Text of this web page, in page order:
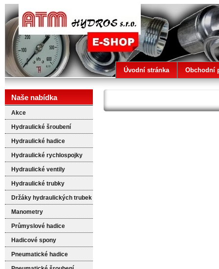
Obchodní
Úvodní stránka
Naše nabídka
Akce
Hydraulické šroubení
Hydraulické hadice
Hydraulické rychlospojky
Hydraulické ventily
Hydraulické trubky
Držáky hydraulických trubek
Manometry
Průmyslové hadice
Hadicové spony
Pneumatické hadice